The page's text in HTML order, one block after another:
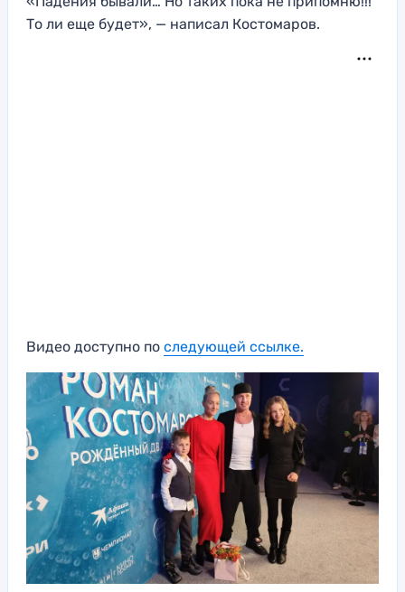
То ли еще будет», — написал Костомаров.
Видео доступно по следующей ссылке.